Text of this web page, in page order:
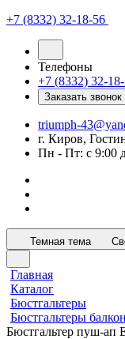
+7 (8332) 32-18-56
Телефоны
+7 (8332) 32-
Заказать звонок
triumph-
г. Киров,
Пн - Пт: с 9:00
Темная тема
Главная
Каталог
Бюстгальтеры
Бюстгальтеры
Бюстгальтер пуш-ап